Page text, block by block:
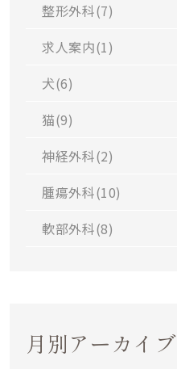
整形外科(7)
求人案内(1)
犬(6)
猫(9)
神経外科(2)
腫瘍外科(10)
軟部外科(8)
月別アーカイブ